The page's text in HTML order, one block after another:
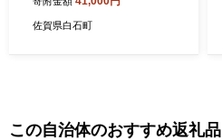
産 こだわりの さがびより 20
kg（玄米）【白浜農産】米
佐賀県白石町
この自治体のおすすめ返礼品